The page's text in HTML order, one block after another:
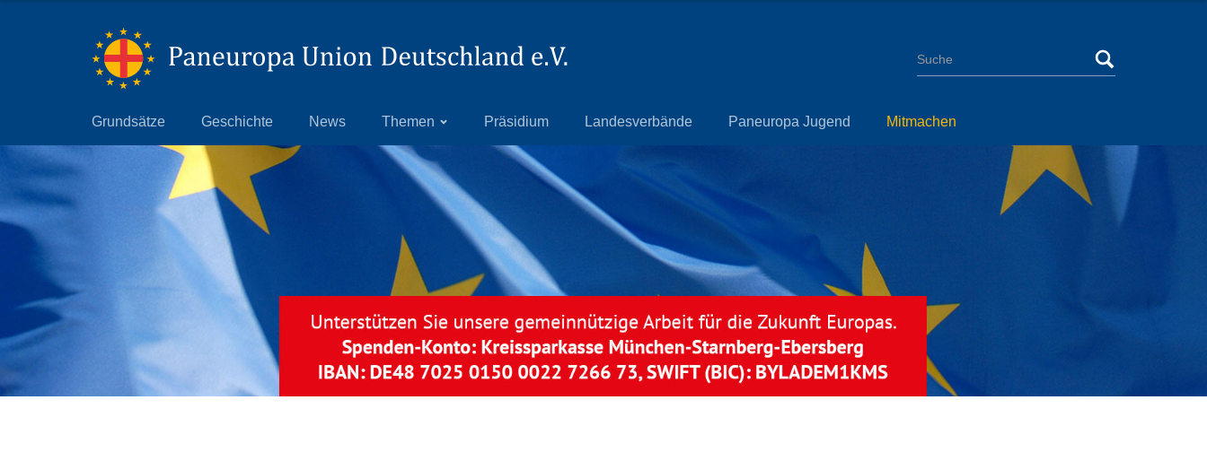
Grundsätze Geschichte News Themen Präsidium Landesverbände Paneuropa Jugend Mitmachen
News
Themen
Präsidium
Landesverbände
Paneuropa Jugend
Datenschutz